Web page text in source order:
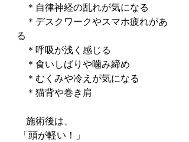
＊自律神経の乱れが気になる
＊デスクワークやスマホ疲れがあ
る
＊呼吸が浅く感じる
＊食いしばりや噛み締め
＊むくみや冷えが気になる
＊猫背や巻き肩
施術後は、
「頭が軽い！」